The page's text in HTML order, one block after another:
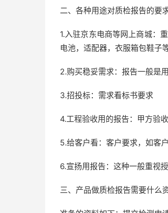
二、各种用途对质检报告的要
1.入驻京东电商等网上商城：
电池，适配器，衣服箱包鞋子等
2.购买稳妥需求：报告一般是
3.招投标：需求看标书要求
4.工程验收用的报告：甲方验
5.给客户看：客户要求，如客
6.宣扬用报告：这种一般重视
三、产品做质检报告需要什么